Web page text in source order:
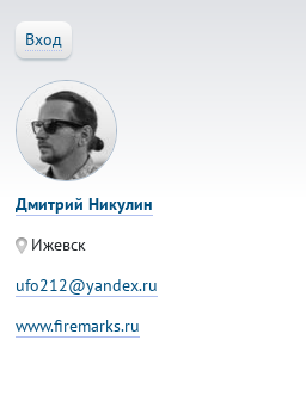
Вход
Дмитрий Никулин
Ижевск
ufo212@yandex.ru
www.firemarks.ru